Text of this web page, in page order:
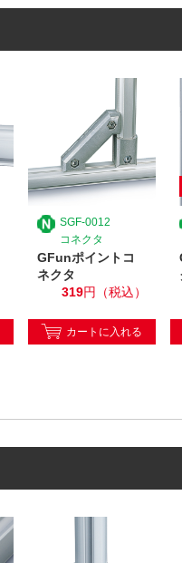
SGF-0012
コネクタ
GFunポイントコ
ネクタ
319円（税込）
カートに入れる